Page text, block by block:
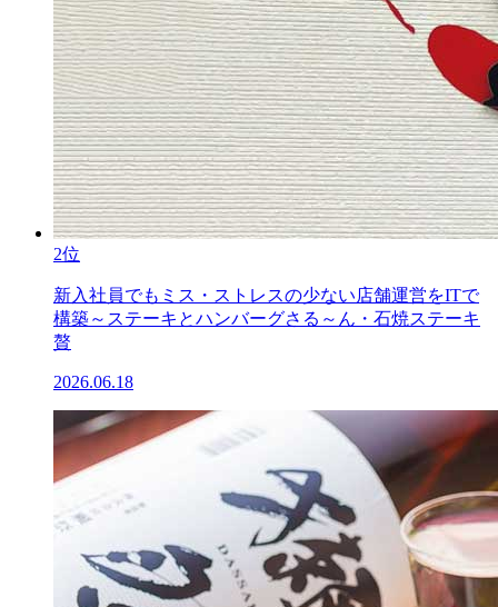
2位
新入社員でもミス・ストレスの少ない店舗運営をITで
構築～ステーキとハンバーグさる～ん・石焼ステーキ
贅
2026.06.18